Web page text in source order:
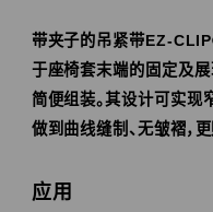
带夹子的吊紧带EZ-
于座椅套末端的固定及展
简便组装。其设计可实现
做到曲线缝制、无皱褶，
应用